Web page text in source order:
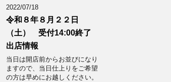
2022/07/18
令和８年８月２２日
（土） 受付14:00終了
出店情報
当日は開店前からお並びになり
ますので、当日仕上りをご希望
の方は早めにお越しください。